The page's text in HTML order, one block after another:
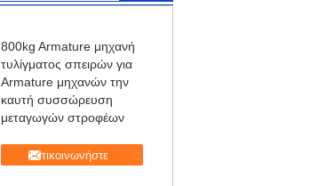
800kg Armature μηχανή
τυλίγματος σπειρών για
Armature μηχανών την
καυτή συσσώρευση
μεταγωγών στροφέων
Επικοινωνήστε